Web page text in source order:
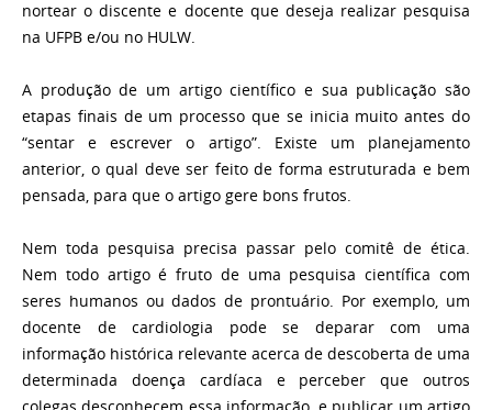
nortear o discente e docente que deseja realizar pesquisa
na UFPB e/ou no HULW.
A produção de um artigo científico e sua publicação são
etapas finais de um processo que se inicia muito antes do
“sentar e escrever o artigo”. Existe um planejamento
anterior, o qual deve ser feito de forma estruturada e bem
pensada, para que o artigo gere bons frutos.
Nem toda pesquisa precisa passar pelo comitê de ética.
Nem todo artigo é fruto de uma pesquisa científica com
seres humanos ou dados de prontuário. Por exemplo, um
docente de cardiologia pode se deparar com uma
informação histórica relevante acerca de descoberta de uma
determinada doença cardíaca e perceber que outros